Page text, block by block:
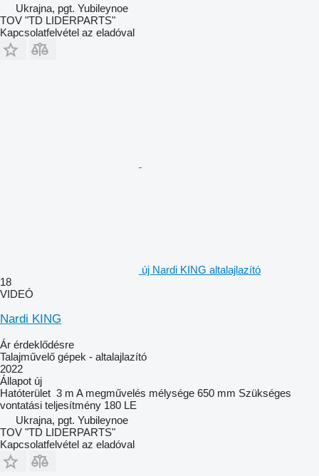
Ukrajna, pgt. Yubileynoe
TOV "TD LIDERPARTS"
Kapcsolatfelvétel az eladóval
új Nardi KING altalajlazító
18
VIDEÓ
Nardi KING
Ár érdeklődésre
Talajművelő gépek - altalajlazító
2022
Állapot új
Hatóterület 3 m A megművelés mélysége 650 mm Szükséges
vontatási teljesítmény 180 LE
Ukrajna, pgt. Yubileynoe
TOV "TD LIDERPARTS"
Kapcsolatfelvétel az eladóval